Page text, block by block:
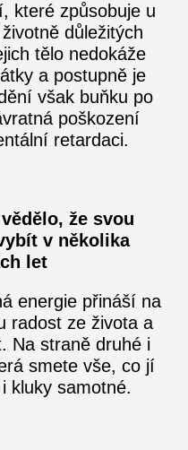
které způsobuje u
důležitých
tělo nedokáže
a postupně je
však buňku po
poškození
retardaci.
že svou
v několika
let
energie přináší na
radost ze života a
Na straně druhé i
smete vše, co jí
kluky samotné.